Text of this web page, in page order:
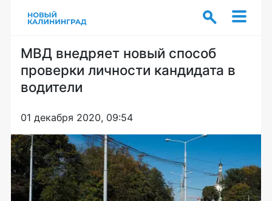
МВД внедряет новый способ
проверки личности кандидата в
водители
01 декабря 2020, 09:54